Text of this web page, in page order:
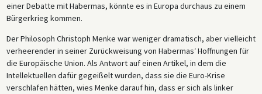
einer Debatte mit Habermas, könnte es in Europa durchaus zu einem
Bürgerkrieg kommen.
Der Philosoph Christoph Menke war weniger dramatisch, aber vielleicht
verheerender in seiner Zurückweisung von Habermas‘ Hoffnungen für
die Europäische Union. Als Antwort auf einen Artikel, in dem die
Intellektuellen dafür gegeißelt wurden, dass sie die Euro-Krise
verschlafen hätten, wies Menke darauf hin, dass er sich als linker